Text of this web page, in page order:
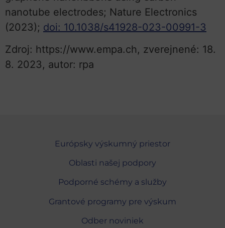
nanotube electrodes; Nature Electronics
(2023); doi: 10.1038/s41928-023-00991-3
Zdroj: https://www.empa.ch, zverejnené: 18.
8. 2023, autor: rpa
Európsky výskumný priestor
Oblasti našej podpory
Podporné schémy a služby
Grantové programy pre výskum
Odber noviniek